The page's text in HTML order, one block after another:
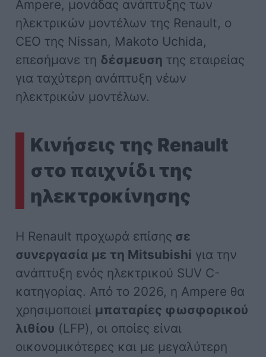
Ampere, μονάδας ανάπτυξης των
ηλεκτρικών μοντέλων της Renault, ο
CEO της Nissan, Makoto Uchida,
επεσήμανε τη δέσμευση της εταιρείας
για ταχύτερη ανάπτυξη νέων
ηλεκτρικών μοντέλων.
Κινήσεις της Renault
στο παιχνίδι της
ηλεκτροκίνησης
Η Renault προχωρά επίσης σε
συνεργασία με τη Mitsubishi για την
ανάπτυξη ενός ηλεκτρικού SUV C-
κατηγορίας. Από το 2026, η Ampere θα
χρησιμοποιεί μπαταρίες φωσφορικού
λιθίου (LFP), οι οποίες είναι
οικονομικότερες και με μεγαλύτερη